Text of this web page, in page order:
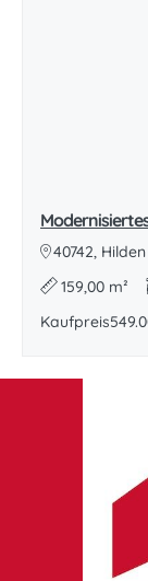
40742, Hilden
159,00 m²
Kaufpreis